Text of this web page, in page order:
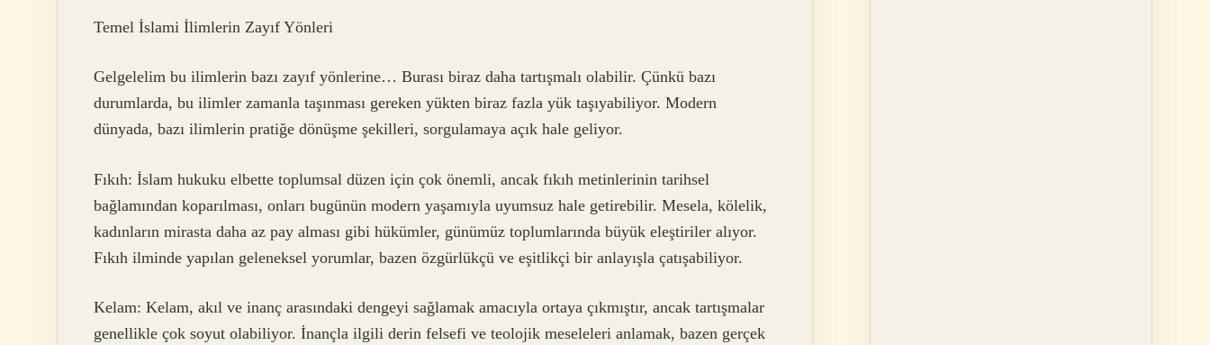
Temel İslami İlimlerin Zayıf Yönleri
Gelgelelim bu ilimlerin bazı zayıf yönlerine… Burası biraz daha tartışmalı olabilir. Çünkü bazı
durumlarda, bu ilimler zamanla taşınması gereken yükten biraz fazla yük taşıyabiliyor. Modern
dünyada, bazı ilimlerin pratiğe dönüşme şekilleri, sorgulamaya açık hale geliyor.
Fıkıh: İslam hukuku elbette toplumsal düzen için çok önemli, ancak fıkıh metinlerinin tarihsel
bağlamından koparılması, onları bugünün modern yaşamıyla uyumsuz hale getirebilir. Mesela, kölelik,
kadınların mirasta daha az pay alması gibi hükümler, günümüz toplumlarında büyük eleştiriler alıyor.
Fıkıh ilminde yapılan geleneksel yorumlar, bazen özgürlükçü ve eşitlikçi bir anlayışla çatışabiliyor.
Kelam: Kelam, akıl ve inanç arasındaki dengeyi sağlamak amacıyla ortaya çıkmıştır, ancak tartışmalar
genellikle çok soyut olabiliyor. İnançla ilgili derin felsefi ve teolojik meseleleri anlamak, bazen gerçek